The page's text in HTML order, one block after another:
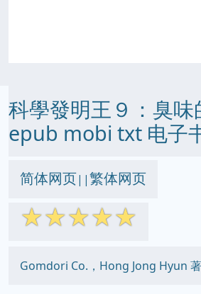
科學發明王９：臭
epub mobi txt 电子
简体网页||繁体网页
☆☆☆☆☆
Gomdori Co.，Hong Jong Hyun 著